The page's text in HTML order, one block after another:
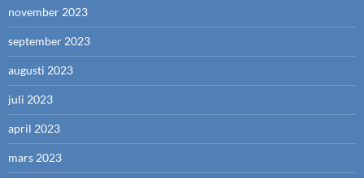
november 2023
september 2023
augusti 2023
juli 2023
april 2023
mars 2023